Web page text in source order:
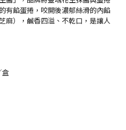
有餡蛋捲，咬開後濃郁絲滑的內餡
麻），鹹香四溢、不乾口，是讓人
盒